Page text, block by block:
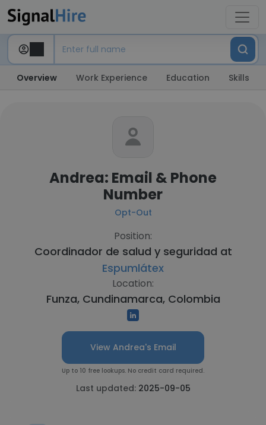
Overview Work Experience Education Skills
Andrea: Email & Phone
Number
Opt-Out
Position:
Coordinador de salud y seguridad at
Espumlátex
Location:
Funza, Cundinamarca, Colombia
View Andrea's Email
Up to 10 free lookups. No credit card required.
Last updated: 2025-09-05